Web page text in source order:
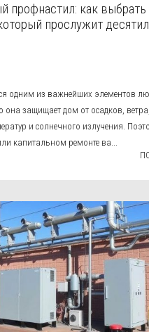
профнастил: как выбрать
прослужит
одним из важнейших элементов
она защищает дом от осадков, ветра,
и солнечного излучения.
капитальном ремонте ва...